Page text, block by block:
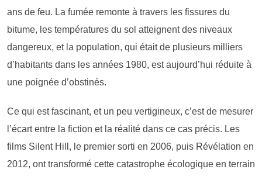
ans de feu. La fumée remonte à travers les fissures du
bitume, les températures du sol atteignent des niveaux
dangereux, et la population, qui était de plusieurs milliers
d’habitants dans les années 1980, est aujourd’hui réduite à
une poignée d’obstinés.
Ce qui est fascinant, et un peu vertigineux, c’est de mesurer
l’écart entre la fiction et la réalité dans ce cas précis. Les
films Silent Hill, le premier sorti en 2006, puis Révélation en
2012, ont transformé cette catastrophe écologique en terrain